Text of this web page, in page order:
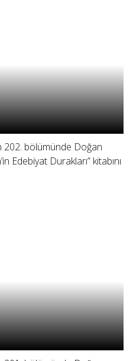
202. bölümünde Doğan
Edebiyat Durakları” kitabını